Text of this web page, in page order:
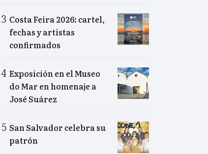
Costa Feira 2026: cartel,
fechas y artistas
confirmados
Exposición en el Museo
do Mar en homenaje a
José Suárez
San Salvador celebra su
patrón